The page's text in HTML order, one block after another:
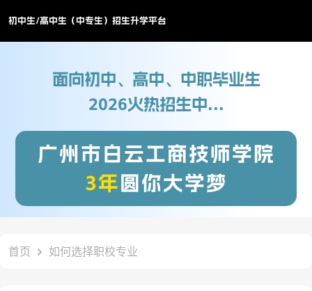
初中生/高中生（中专生）招生升学平台
面向初中、高中、中职毕业生
2026火热招生中...
广州市白云工商技师学院
3年圆你大学梦
首页 如何选择职校专业